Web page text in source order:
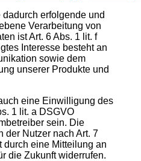
erfolgende und
Verarbeitung von
ist Art. 6 Abs. 1 lit. f
Interesse besteht an
sowie dem
unserer Produkte und
eine Einwilligung des
1 lit. a DSGVO
sein. Die
der Nutzer nach Art. 7
durch eine Mitteilung an
die Zukunft widerrufen.